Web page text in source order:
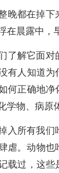
晚都在掉
在晨露中，
了解它面
有人知道
何正确地
学物、病原
入所有我们
虐。动物
载过，这